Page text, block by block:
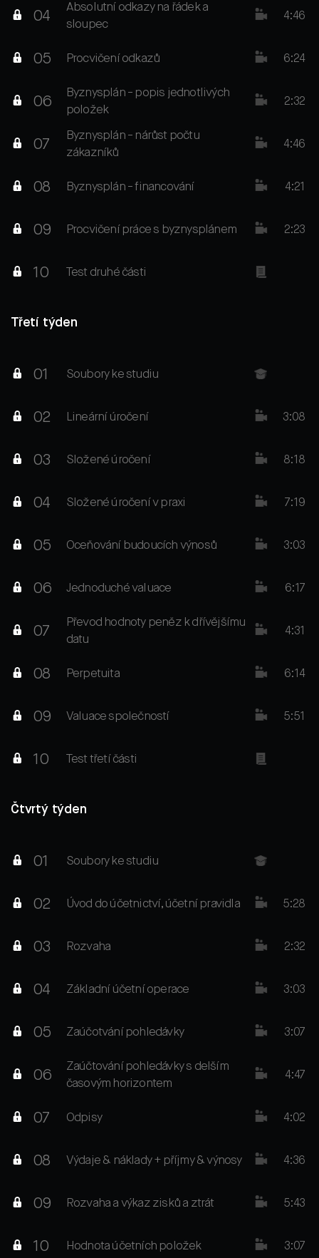
04
Absolutní odkazy na řádek a
sloupec
4:46
05 Procvičení odkazů 6:24
06
Byznysplán - popis jednotlivých
položek
2:32
07
Byznysplán - nárůst počtu
zákazníků
4:46
08 Byznysplán - financování 4:21
09 Procvičení práce s byznysplánem 2:23
10 Test druhé části
Třetí týden
01 Soubory ke studiu
02 Lineární úročení 3:08
03 Složené úročení 8:18
04 Složené úročení v praxi 7:19
05 Oceňování budoucích výnosů 3:03
06 Jednoduché valuace 6:17
07
Převod hodnoty peněz k dřívějšímu
datu
4:31
08 Perpetuita 6:14
09 Valuace společností 5:51
10 Test třetí části
Čtvrtý týden
01 Soubory ke studiu
02 Úvod do účetnictví, účetní pravidla 5:28
03 Rozvaha 2:32
04 Základní účetní operace 3:03
05 Zaúčotvání pohledávky 3:07
06
Zaúčtování pohledávky s delším
časovým horizontem
4:47
07 Odpisy 4:02
08 Výdaje & náklady + příjmy & výnosy 4:36
09 Rozvaha a výkaz zisků a ztrát 5:43
10 Hodnota účetních položek 3:07